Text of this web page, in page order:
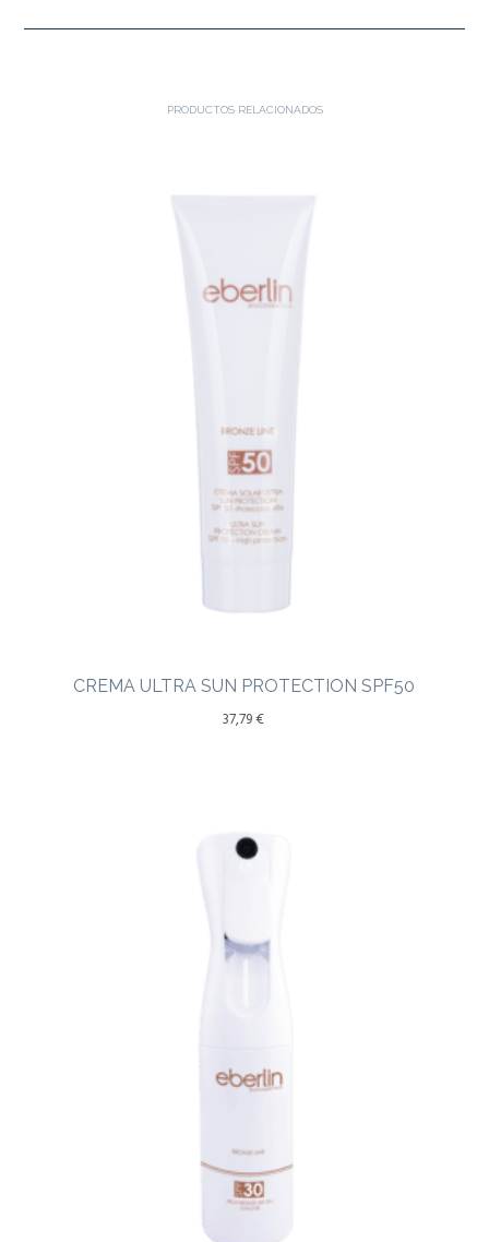
PRODUCTOS RELACIONADOS
CREMA ULTRA SUN PROTECTION SPF50
37,79€